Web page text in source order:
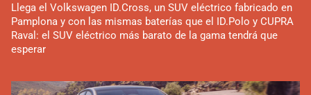
Llega el Volkswagen ID.Cross, un SUV eléctrico fabricado en
Pamplona y con las mismas baterías que el ID.Polo y CUPRA
Raval: el SUV eléctrico más barato de la gama tendrá que
esperar